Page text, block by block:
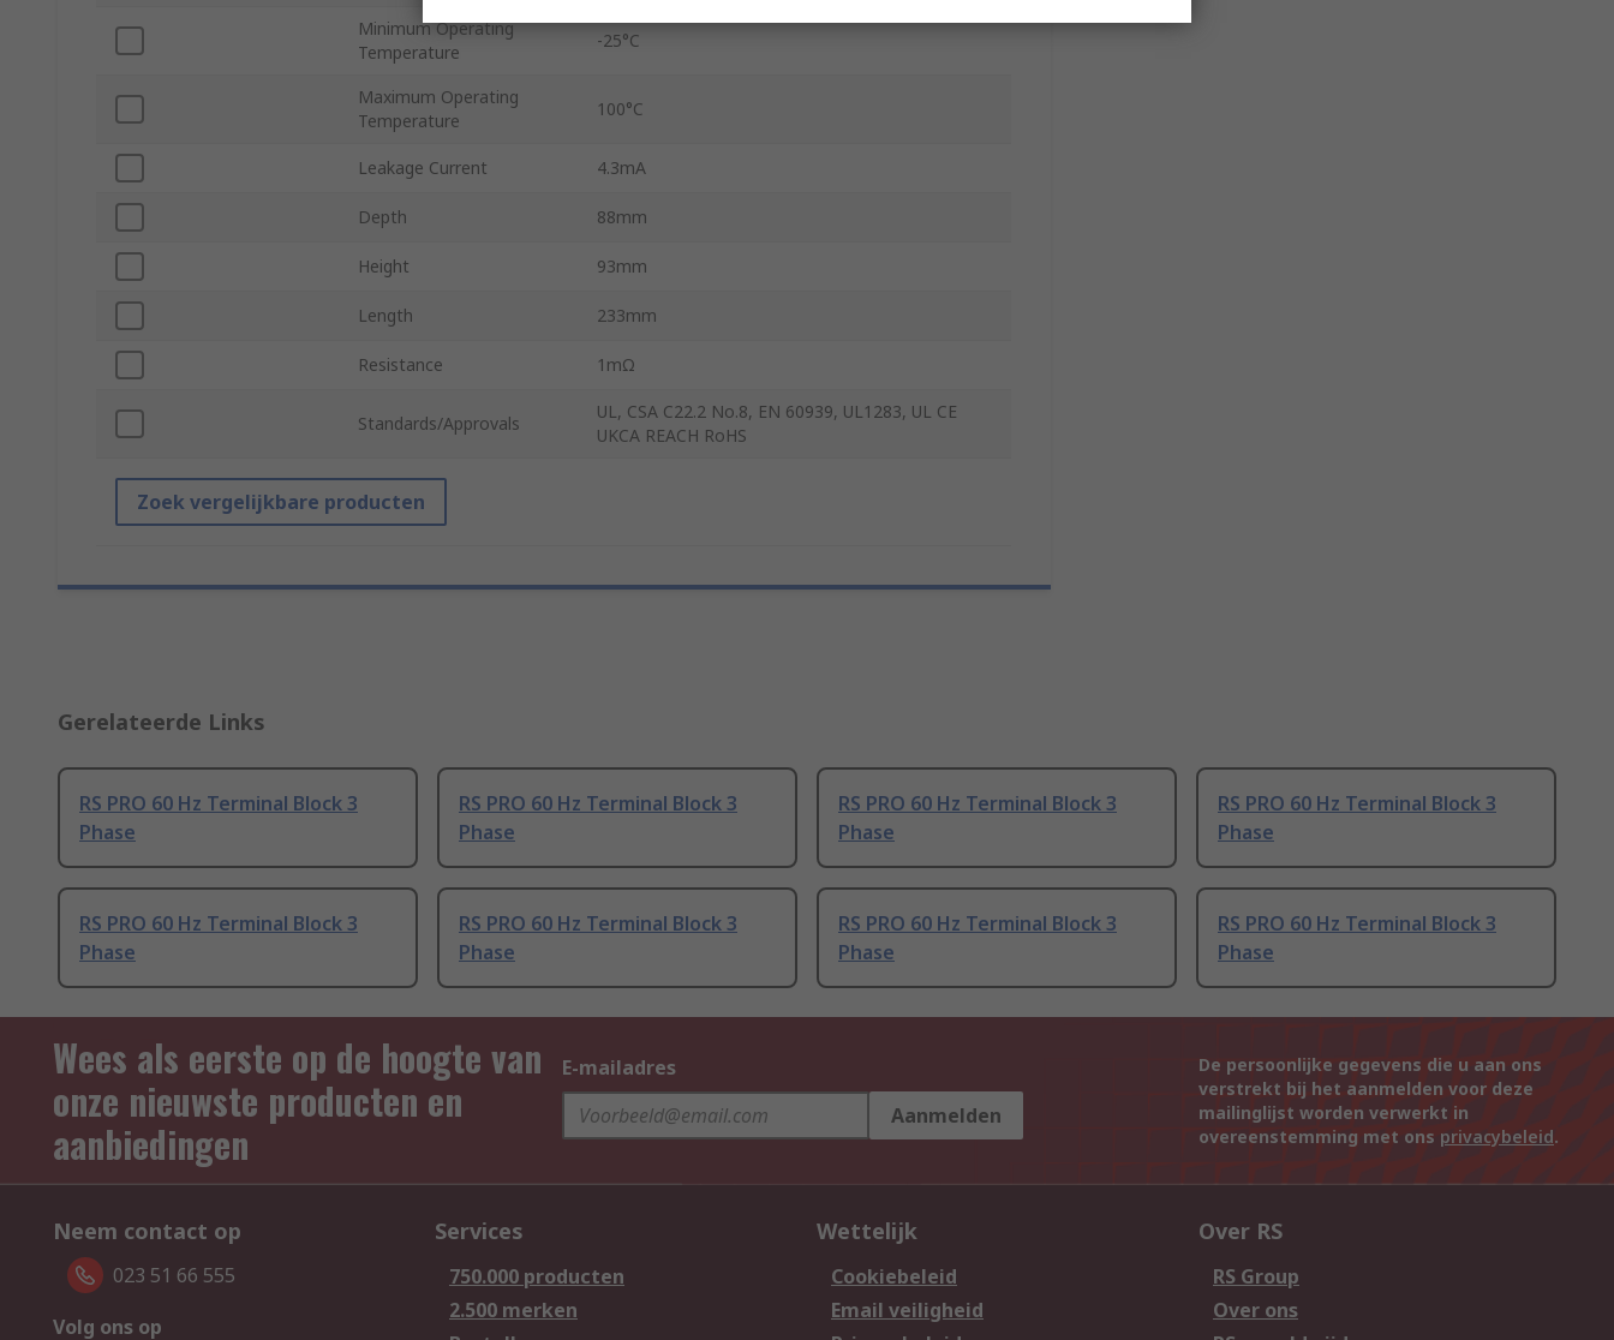
Minimum Operating
Temperature
-25°C
Maximum Operating
Temperature
100°C
Leakage Current 4.3mA
Depth 88mm
Height 93mm
Length 233mm
Resistance 1mΩ
Standards/Approvals
UL, CSA C22.2 No.8, EN 60939, UL1283, UL CE
UKCA REACH RoHS
Zoek vergelijkbare producten
Gerelateerde Links
RS PRO 60 Hz Terminal Block 3
Phase
RS PRO 60 Hz Terminal Block 3
Phase
RS PRO 60 Hz Terminal Block 3
Phase
RS PRO 60 Hz Terminal Block 3
Phase
RS PRO 60 Hz Terminal Block 3
Phase
RS PRO 60 Hz Terminal Block 3
Phase
RS PRO 60 Hz Terminal Block 3
Phase
RS PRO 60 Hz Terminal Block 3
Phase
Wees als eerste op de hoogte van
onze nieuwste producten en
aanbiedingen
E-mailadres
Aanmelden
De persoonlijke gegevens die u aan ons
verstrekt bij het aanmelden voor deze
mailinglijst worden verwerkt in
overeenstemming met ons privacybeleid.
Neem contact op
023 51 66 555
Volg ons op
Services
750.000 producten
2.500 merken
Wettelijk
Cookiebeleid
Email veiligheid
Over RS
RS Group
Over ons